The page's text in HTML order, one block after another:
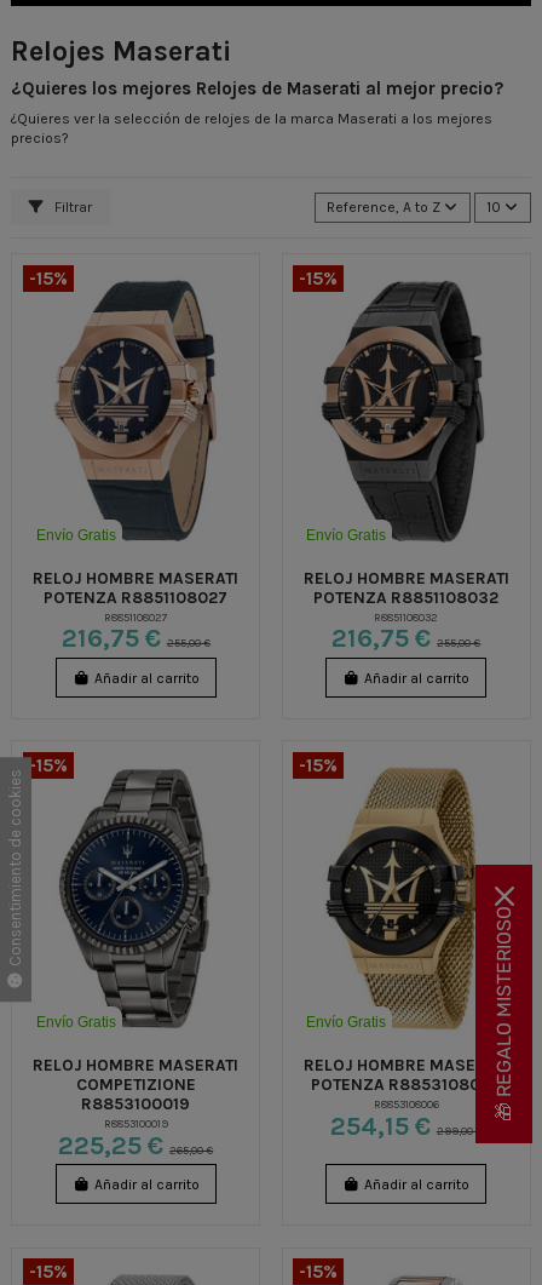
Relojes Maserati
¿Quieres los mejores Relojes de Maserati al mejor precio?
¿Quieres ver la selección de relojes de la marca Maserati a los mejores
precios?
Filtrar Reference, A to Z 10
Envío Gratis
-15%
RELOJ HOMBRE MASERATI
POTENZA R8851108027
R8851108027
216,75 €255,00 €
Añadir al carrito
Envío Gratis
-15%
RELOJ HOMBRE MASERATI
POTENZA R8851108032
R8851108032
216,75 €255,00 €
Añadir al carrito
Envío Gratis
-15%
RELOJ HOMBRE MASERATI
COMPETIZIONE
R8853100019
R8853100019
225,25 €265,00 €
Añadir al carrito
Envío Gratis
-15%
RELOJ HOMBRE MASERATI
POTENZA R8853108006
R8853108006
254,15 € 299,00 €
Añadir al carrito
-15% -15%
🎁 REGALO MISTERIOSO
Consentimiento de cookies